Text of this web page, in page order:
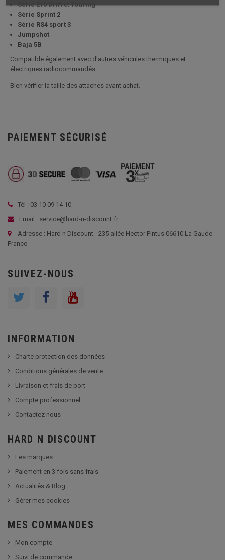
Série E10 DriftetTouring
Série Sprint 2
Série RS4 sport 3
Jumpshot
Baja 5B
Compatible également avec d'autres véhicules thermiques et
électriques radiocommandés.
Bien vérifier la taille des attaches avant achat.
PAIEMENT SÉCURISÉ
Tél : 03 10 09 14 10
Email : service@hard-n-discount.fr
Adresse : Hard n Discount - 235 allée Hector Pintus 06610 La Gaude
France
SUIVEZ-NOUS
INFORMATION
Charte protection des données
Conditions générales de vente
Livraison et frais de port
Compte professionnel
Contactez nous
HARD N DISCOUNT
Les marques
Paiement en 3 fois sans frais
Actualités & Blog
Gérer mes cookies
MES COMMANDES
Mon compte
Suivi de commande